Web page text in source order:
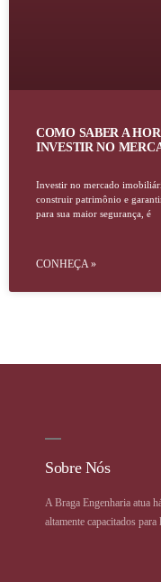
COMO SABER A
INVESTIR NO
Investir no mercado
construir patrimônio e
para sua maior segurança, é
CONHEÇA »
Sobre Nós
A Braga Engenharia atua
altamente capacitados